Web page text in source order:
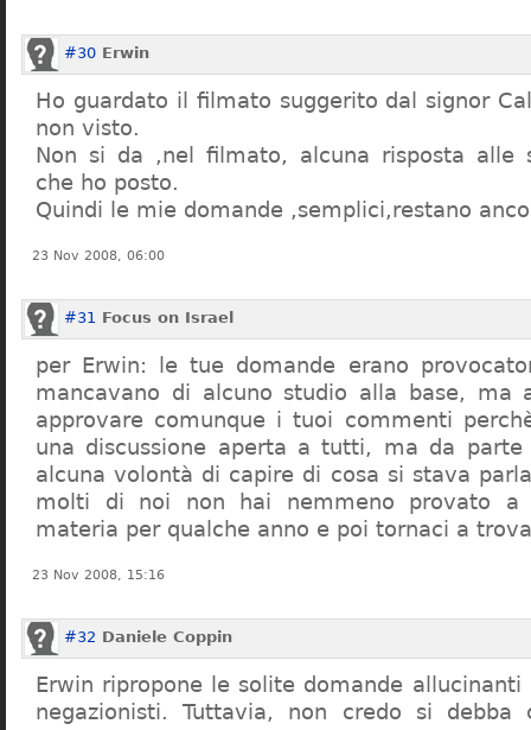
#30 Erwin
Ho guardato il filmato suggerito dal signor
non visto.
Non si da ,nel filmato, alcuna risposta alle
che ho posto.
Quindi le mie domande ,semplici,restano
23 Nov 2008, 06:00
#31 Focus on Israel
per Erwin: le tue domande erano
mancavano di alcuno studio alla base, ma
approvare comunque i tuoi commenti
una discussione aperta a tutti, ma da parte
alcuna volontà di capire di cosa si stava
molti di noi non hai nemmeno provato a
materia per qualche anno e poi tornaci a
23 Nov 2008, 15:16
#32 Daniele Coppin
Erwin ripropone le solite domande
negazionisti. Tuttavia, non credo si debba